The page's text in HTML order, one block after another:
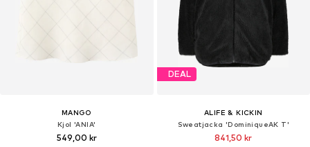
MANGO
Kjol 'ANIA'
549,00 kr
DEAL
ALIFE & KICKIN
Sweatjacka 'DominiqueAK T'
841,50 kr